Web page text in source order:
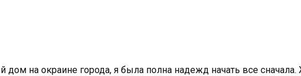
дом на окраине города, я была полна надежд начать все